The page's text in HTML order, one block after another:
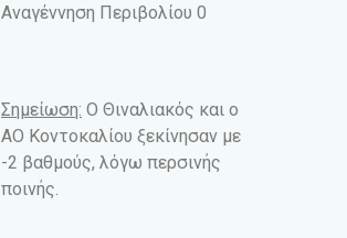
Αναγέννηση Περιβολίου 0
Σημείωση: Ο Θιναλιακός και ο
ΑΟ Κοντοκαλίου ξεκίνησαν με
-2 βαθμούς, λόγω περσινής
ποινής.